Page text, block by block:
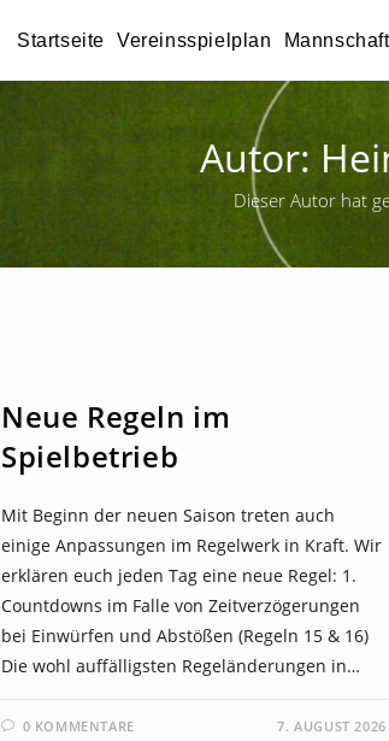
Startseite Vereinsspielplan
Autor:
Dieser Autor hat
Neue Regeln im
Spielbetrieb
Mit Beginn der neuen Saison treten auch
einige Anpassungen im Regelwerk in Kraft. Wir
erklären euch jeden Tag eine neue Regel: 1.
Countdowns im Falle von Zeitverzögerungen
bei Einwürfen und Abstößen (Regeln 15 & 16)
Die wohl auffälligsten Regeländerungen in…
0 KOMMENTARE 7. AUGUST 2026